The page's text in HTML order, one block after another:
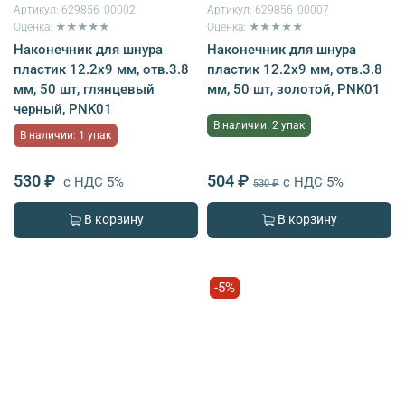
Артикул: 629856_00002
Оценка: ★★★★★
Наконечник для шнура
пластик 12.2х9 мм, отв.3.8
мм, 50 шт, глянцевый
черный, PNK01
В наличии: 1 упак
530 ₽ с НДС 5%
В корзину
Артикул: 629856_00007
Оценка: ★★★★★
Наконечник для шнура
пластик 12.2х9 мм, отв.3.8
мм, 50 шт, золотой, PNK01
В наличии: 2 упак
504 ₽ 530 ₽ с НДС 5%
В корзину
-5%